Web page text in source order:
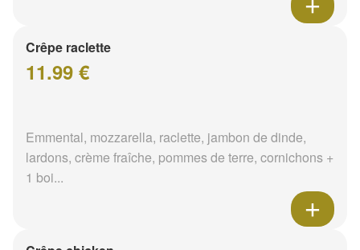
Crêpe raclette
11.99 €
Emmental, mozzarella, raclette, jambon de dinde,
lardons, crème fraîche, pommes de terre, cornichons +
1 boi...